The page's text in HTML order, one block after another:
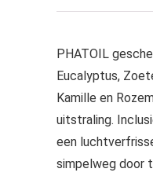
PHATOIL
Eucalyptus,
Kamille en
uitstraling.
een
simpelweg door